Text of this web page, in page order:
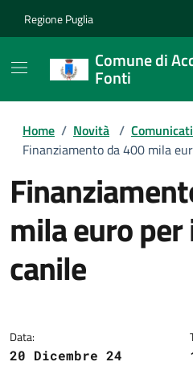
Regione Puglia
Comune di
Fonti
Home / Novità /
Finanziamento da 400 mila
mila euro
canile
Data:
20 Dicembre 24